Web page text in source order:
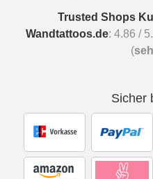
Trusted Shops
Wandtattoos.de: 4.86 /
(
Sicher